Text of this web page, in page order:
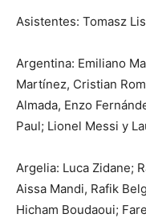
Asistentes: Tomasz
Argentina: Emiliano
Martínez, Cristian
Almada, Enzo
Paul; Lionel Messi y
Argelia: Luca Zidane;
Aissa Mandi, Rafik
Hicham Boudaoui;